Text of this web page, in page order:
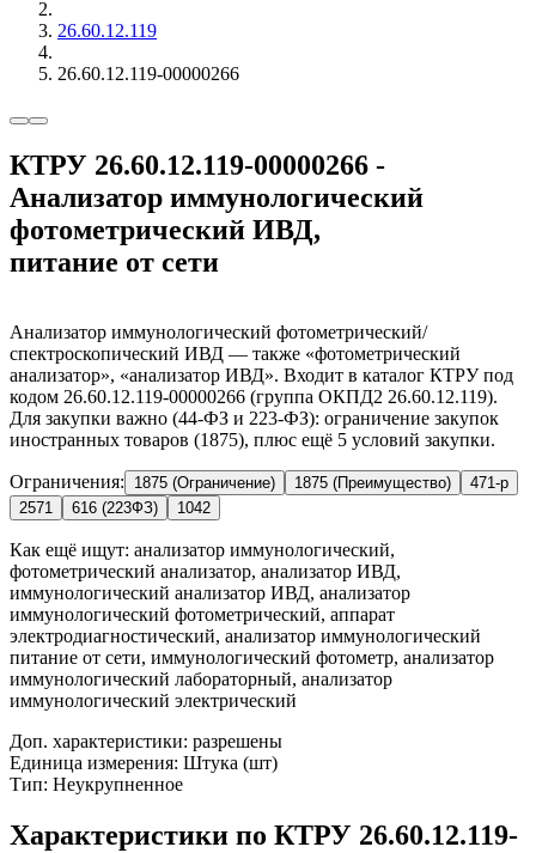
26.60.12.119
26.60.12.119-00000266
КТРУ 26.60.12.119-00000266 -
Анализатор иммунологический
фотометрический ИВД,
питание от сети
Анализатор иммунологический фотометрический/
спектроскопический ИВД — также «фотометрический
анализатор», «анализатор ИВД». Входит в каталог КТРУ под
кодом 26.60.12.119-00000266 (группа ОКПД2 26.60.12.119).
Для закупки важно (44-ФЗ и 223-ФЗ): ограничение закупок
иностранных товаров (1875), плюс ещё 5 условий закупки.
Ограничения: 1875 (Ограничение) 1875 (Преимущество)
471-р
2571
616 (223ФЗ) 1042
Как ещё ищут: анализатор иммунологический,
фотометрический анализатор, анализатор ИВД,
иммунологический анализатор ИВД, анализатор
иммунологический фотометрический, аппарат
электродиагностический, анализатор иммунологический
питание от сети, иммунологический фотометр, анализатор
иммунологический лабораторный, анализатор
иммунологический электрический
Доп. характеристики: разрешены
Единица измерения: Штука (шт)
Тип: Неукрупненное
Характеристики по КТРУ 26.60.12.119-